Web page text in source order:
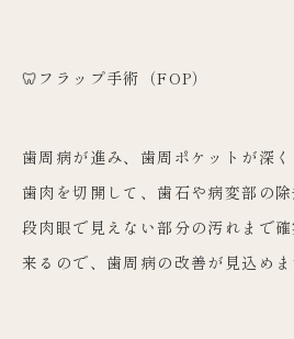
🦷フラップ手術（FOP）
歯周病が進み、歯周ポケットが深
歯肉を切開して、歯石や病変部の
段肉眼で見えない部分の汚れまで
来るので、歯周病の改善が見込めま